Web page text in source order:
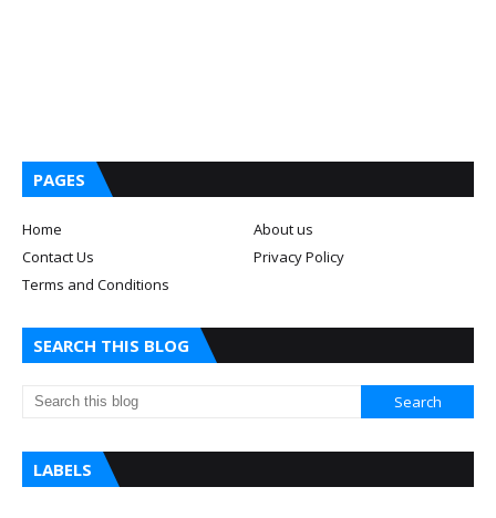
PAGES
Home
About us
Contact Us
Privacy Policy
Terms and Conditions
SEARCH THIS BLOG
LABELS